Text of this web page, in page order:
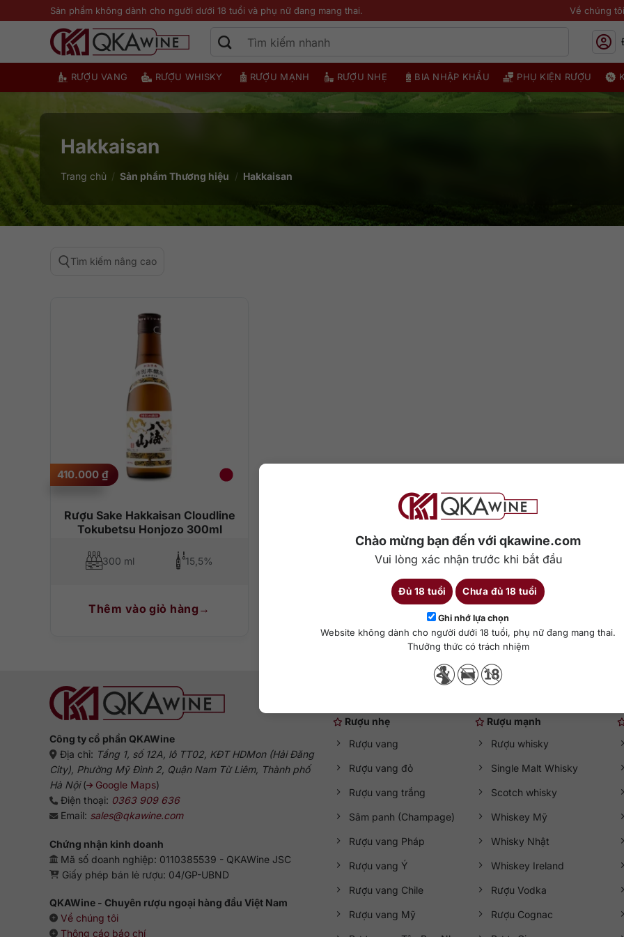
Chào mừng bạn đến với qkawine.com
Vui lòng xác nhận trước khi bắt đầu
Đủ 18 tuổi Chưa đủ 18 tuổi
Ghi nhớ lựa chọn
Website không dành cho người dưới 18 tuổi, phụ nữ đang mang thai.
Thưởng thức có trách nhiệm
qua
Sản phẩm không dành cho người dưới 18 tuổi và phụ nữ đang mang thai. Về chúng tôi
RƯỢU VANG RƯỢU WHISKY RƯỢU MẠNH RƯỢU NHẸ BIA NHẬP KHẨU PHỤ KIỆN RƯỢU
Hakkaisan
Trang chủ / Sản phẩm Thương hiệu / Hakkaisan
Tìm kiếm nâng cao
Rượu Sake Hakkaisan Cloudline
Tokubetsu Honjozo 300ml
410.000 ₫
300 ml 15,5%
Thêm vào giỏ hàng
Công ty cổ phần QKAWine
Địa chỉ: Tầng 1, số 12A, lô TT02, KĐT HDMon (Hải Đăng
City), Phường Mỹ Đình 2, Quận Nam Từ Liêm, Thành phố
Hà Nội( Google Maps)
Điện thoại: 0363 909 636
Email: sales@qkawine.com
Chứng nhận kinh doanh
Mã số doanh nghiệp: 0110385539 - QKAWine JSC
Giấy phép bán lẻ rượu: 04/GP-UBND
QKAWine - Chuyên rượu ngoại hàng đầu Việt Nam
Về chúng tôi
Thông cáo báo chí
Rượu nhẹ
Rượu vang
Rượu vang đỏ
Rượu vang trắng
Sâm panh (Champage)
Rượu vang Pháp
Rượu vang Ý
Rượu vang Chile
Rượu vang Mỹ
Rượu mạnh
Rượu whisky
Single Malt Whisky
Scotch whisky
Whiskey Mỹ
Whisky Nhật
Whiskey Ireland
Rượu Vodka
Rượu Cognac